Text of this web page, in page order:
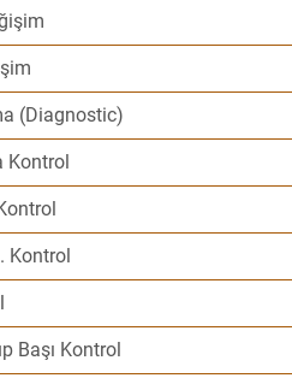
(Diagnostic)
Kontrol
Kontrol
Başı Kontrol